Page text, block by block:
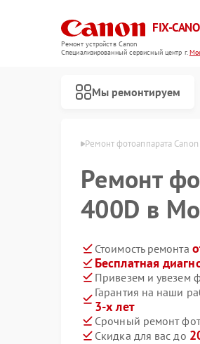
FIX-
Ремонт устройств Canon
Специализированный cервисный центр г.
Мы ремонтируем
Canon в Москве Ремонт фотоаппарата
Ремонт
400D в
Стоимость ремонта
Бесплатная
Привезем и увезем
Гарантия на наши
3-х лет
Срочный ремонт
Скидка для вас до